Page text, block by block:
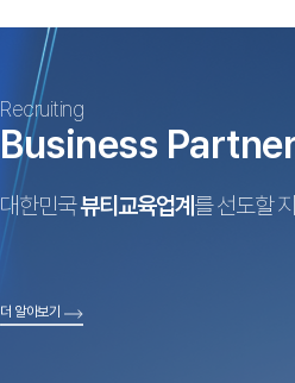
Recruiting
Business
대한민국뷰티교육업계 를 선도할
더 알아보기